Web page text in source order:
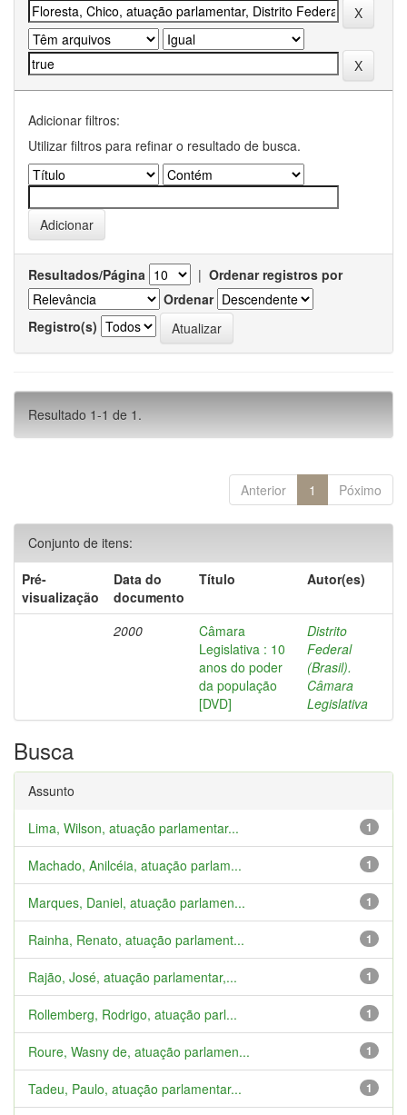
Adicionar filtros:
Utilizar filtros para refinar o resultado de busca.
Resultados/Página | Ordenar registros por
Ordenar
Registro(s)
Resultado 1-1 de 1.
Anterior 1 Póximo
Conjunto de itens:
Pré-
visualização
Data do
documento
Título Autor(es)
2000
Câmara
Legislativa : 10
anos do poder
da população
[DVD]
Distrito
Federal
(Brasil).
Câmara
Legislativa
Busca
Assunto
1
Lima, Wilson, atuação parlamentar...
1
Machado, Anilcéia, atuação parlam...
1
Marques, Daniel, atuação parlamen...
1
Rainha, Renato, atuação parlament...
1
Rajão, José, atuação parlamentar,...
1
Rollemberg, Rodrigo, atuação parl...
1
Roure, Wasny de, atuação parlamen...
1
Tadeu, Paulo, atuação parlamentar...